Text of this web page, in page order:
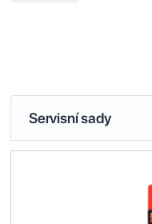
Servisní sady